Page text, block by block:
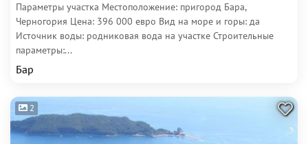
Параметры участка Местоположение: пригород Бара,
Черногория Цена: 396 000 евро Вид на море и горы: да
Источник воды: родниковая вода на участке Строительные
параметры:...
Бар
2